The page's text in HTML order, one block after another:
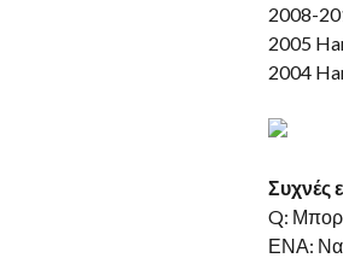
2008-
2005
2004
Συχνές
Q:
ΕΝΑ: